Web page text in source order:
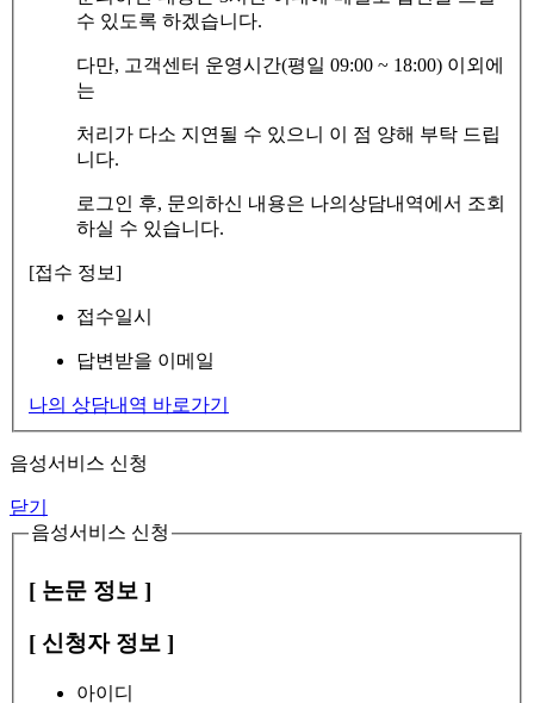
수 있도록 하겠습니다.
다만, 고객센터 운영시간(평일 09:00 ~ 18:00) 이외에
는
처리가 다소 지연될 수 있으니 이 점 양해 부탁 드립
니다.
로그인 후, 문의하신 내용은 나의상담내역에서 조회
하실 수 있습니다.
[접수 정보]
접수일시
답변받을 이메일
나의 상담내역 바로가기
음성서비스 신청
닫기
음성서비스 신청
[ 논문 정보 ]
[ 신청자 정보 ]
아이디